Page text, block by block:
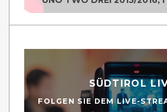
SÜDTIROL
FOLGEN SIE DEM LIVE-